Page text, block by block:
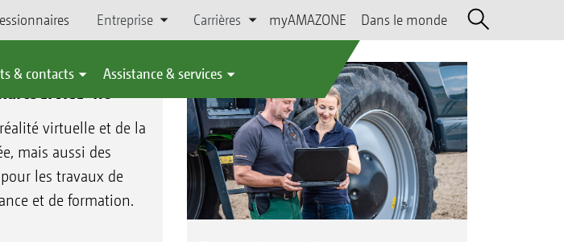
Entreprise Carrières myAMAZONE Dans le monde
& contacts Assistance & services
virtuelle et de la
mais aussi des
les travaux de
et de formation.